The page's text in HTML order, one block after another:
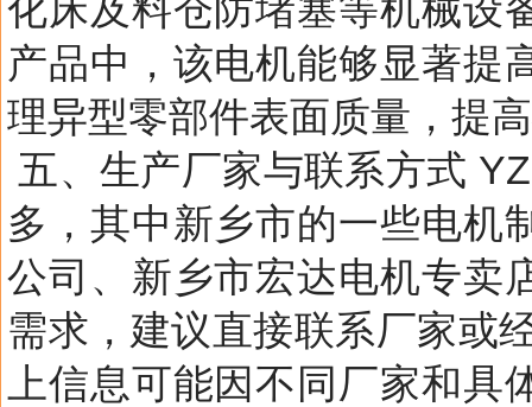
化床及料仓防堵塞等机械设
产品中，该电机能够显著提
理异型零部件表面质量，提
五、生产厂家与联系方式
多，其中新乡市的一些电机
公司、新乡市宏达电机专卖
需求，建议直接联系厂家或
上信息可能因不同厂家和